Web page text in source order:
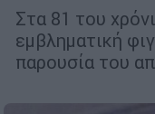
Στα 81 του
εμβληματική
παρουσία του